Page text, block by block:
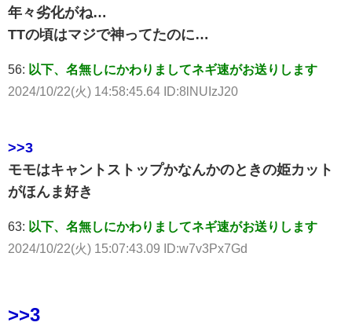
年々劣化がね…
TTの頃はマジで神ってたのに…
56: 以下、名無しにかわりましてネギ速がお送りします
2024/10/22(火) 14:58:45.64 ID:8lNUIzJ20
>>3
モモはキャントストップかなんかのときの姫カット
がほんま好き
63: 以下、名無しにかわりましてネギ速がお送りします
2024/10/22(火) 15:07:43.09 ID:w7v3Px7Gd
>>3